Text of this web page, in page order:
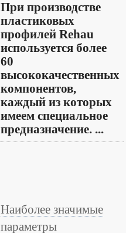
При производстве
пластиковых
профилей Rehau
используется более
60
высококачественных
компонентов,
каждый из которых
имеем специальное
предназначение. ...
Наиболее значимые
параметры